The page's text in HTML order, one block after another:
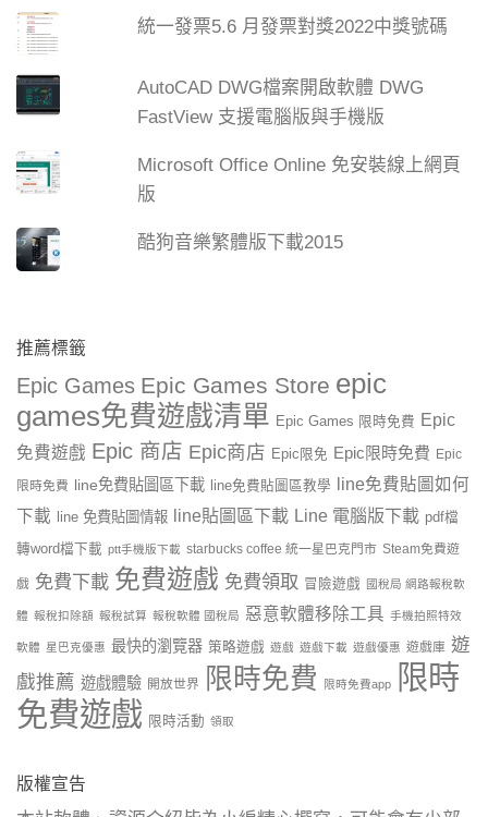
統一發票5.6 月發票對獎2022中獎號碼
AutoCAD DWG檔案開啟軟體 DWG
FastView 支援電腦版與手機版
Microsoft Office Online 免安裝線上網頁
版
酷狗音樂繁體版下載2015
推薦標籤
Epic Games Epic Games Store epic
games免費遊戲清單 Epic Games 限時免費 Epic
免費遊戲 Epic 商店 Epic商店 Epic限免 Epic限時免費 Epic
限時免費 line免費貼圖區下載 line免費貼圖區教學
line免費貼圖如何
下載
line 免費貼圖情報 line貼圖區下載 Line 電腦版下載 pdf檔
轉word檔下載 ptt手機版下載 starbucks coffee 統一星巴克門市 Steam免費遊
戲 免費下載 免費遊戲 免費領取 冒險遊戲 國稅局 網路報稅軟
體 報稅扣除額 報稅試算 報稅軟體 國稅局 惡意軟體移除工具 手機拍照特效
軟體 星巴克優惠 最快的瀏覽器 策略遊戲 遊戲 遊戲下載 遊戲優惠 遊戲庫 遊
戲推薦 遊戲體驗 開放世界 限時免費 限時免費app
限時
免費遊戲 限時活動 領取
版權宣告